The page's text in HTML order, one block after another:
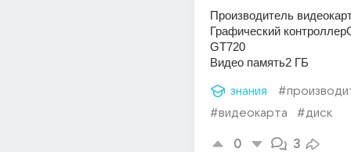
Производитель
Графический
GT720
Видео память2 ГБ
знания
#видеокарта
#диск
0 3